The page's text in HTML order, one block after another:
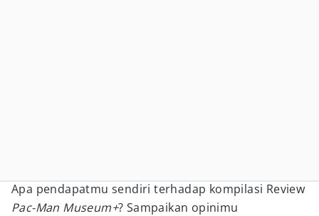
Apa pendapatmu sendiri terhadap kompilasi Review
Pac-Man Museum+? Sampaikan opinimu